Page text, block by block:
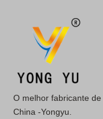
O melhor fabricante
China -Yongyu.